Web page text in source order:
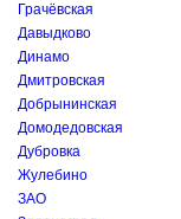
Грачёвская
Давыдково
Динамо
Дмитровская
Добрынинская
Домодедовская
Дубровка
Жулебино
ЗАО